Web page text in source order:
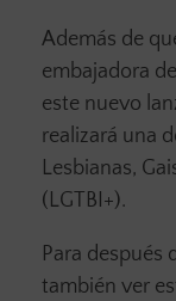
Además de
embajadora
este nuevo
realizará una
Lesbianas,
(LGTBI+).
Para después
también ver